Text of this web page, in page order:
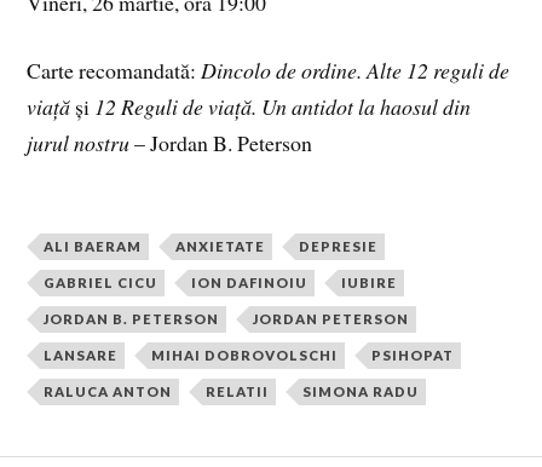
Carte recomandată:Dincolo de ordine. Alte 12 reguli de
viață și 12 Reguli de viață. Un antidot la haosul din
jurul nostru– Jordan B. Peterson
ALI BAERAM ANXIETATE DEPRESIE
GABRIEL CICU ION DAFINOIU IUBIRE
JORDAN B. PETERSON JORDAN PETERSON
LANSARE MIHAI DOBROVOLSCHI PSIHOPAT
RALUCA ANTON RELATII SIMONA RADU